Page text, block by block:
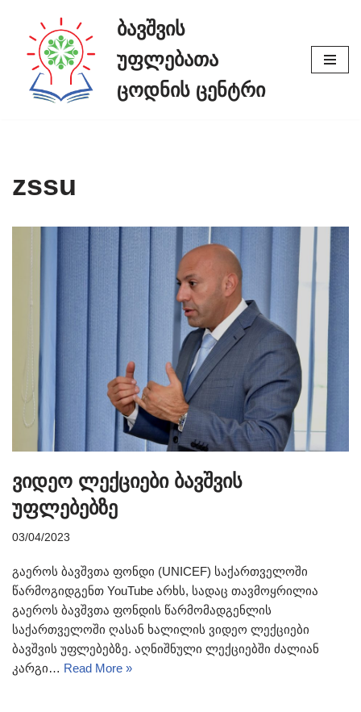
Skip
content
ბავშვის
უფლებათა
ცოდნის ცენტრი
zssu
ვიდეო ლექციები ბავშვის
უფლებებზე
03/04/2023
გაეროს ბავშვთა ფონდი (UNICEF) საქართველოში
წარმოგიდგენთ YouTube არხს, სადაც თავმოყრილია
გაეროს ბავშვთა ფონდის წარმომადგენლის
საქართველოში ღასან ხალილის ვიდეო ლექციები
ბავშვის უფლებებზე. აღნიშნული ლექციებში ძალიან
კარგი… Read More »